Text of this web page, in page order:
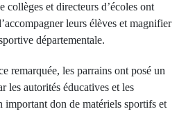
collèges et directeurs d’écoles ont
leurs élèves et magnifier
départementale.
remarquée, les parrains ont posé un
les autorités éducatives et les
important don de matériels sportifs et